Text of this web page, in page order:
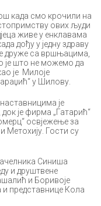
када смо крочили на
ових људи
живе у енклавама
дођу у једну здраву
друже са вршњацима,
је што не можемо да
је Милоје
у Шилову.
је
је фирма „Гатарић“
освјежење за
Метохију. Гости су
Синиша
и друштвене
и Боривоје
представнице Кола